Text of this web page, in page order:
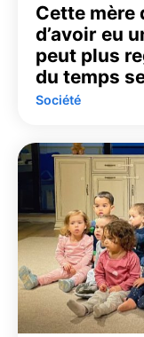
Cette mère
d’avoir eu
peut plus
du temps
Société